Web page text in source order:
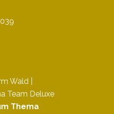
Wald |
Team Deluxe
Thema